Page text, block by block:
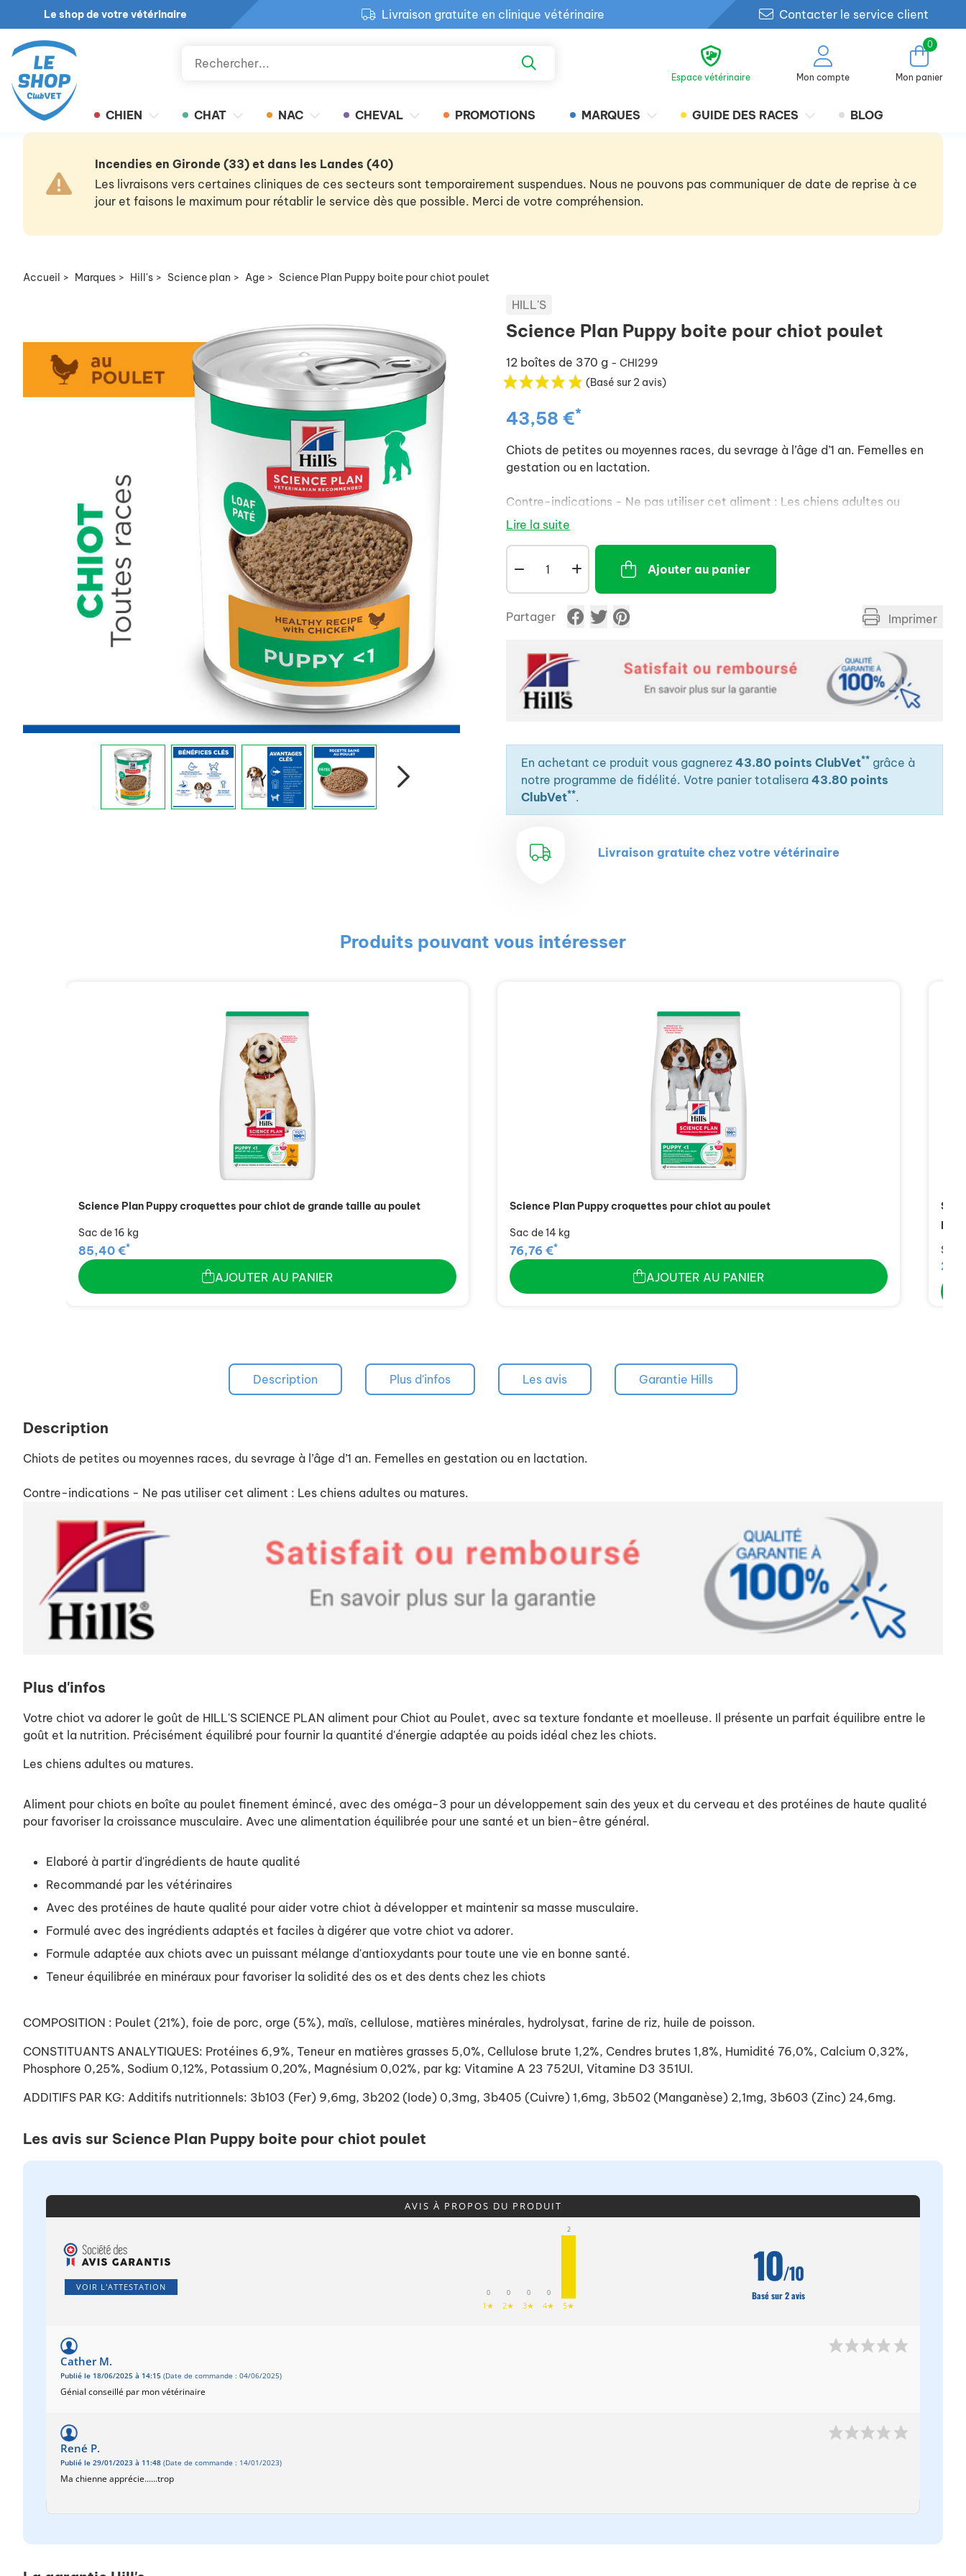
Le shop de votre vétérinaire
Livraison gratuite en clinique vétérinaire
Retour produit gratuit en clinique
Contacter le service client
Espace vétérinaire Mon compte
0
Mon panier
CHIEN CHAT NAC CHEVAL PROMOTIONS MARQUES GUIDE DES RACES BLOG
Incendies en Gironde (33) et dans les Landes (40)
Les livraisons vers certaines cliniques de ces secteurs sont temporairement suspendues. Nous ne pouvons pas communiquer de date de reprise à ce
jour et faisons le maximum pour rétablir le service dès que possible. Merci de votre compréhension.
Accueil > Marques > Hill's > Science plan > Age > Science Plan Puppy boite pour chiot poulet
HILL'S
Science Plan Puppy boite pour chiot poulet
12 boîtes de 370 g - CHI299
(Basé sur 2 avis)
43,58 €*
Chiots de petites ou moyennes races, du sevrage à l’âge d’1 an. Femelles en
gestation ou en lactation.
Contre-indications - Ne pas utiliser cet aliment : Les chiens adultes ou
matures.
Lire la suite
Ajouter au panier
Partager Imprimer
En achetant ce produit vous gagnerez 43.80 points ClubVet** grâce à
notre programme de fidélité. Votre panier totalisera 43.80 points
ClubVet**.
Livraison gratuite chez votre vétérinaire
Produits pouvant vous intéresser
Science Plan Puppy croquettes pour chiot de grande taille au poulet
Sac de 16 kg
85,40 €*
AJOUTER AU PANIER
Science Plan Puppy croquettes pour chiot au poulet
Sac de 14 kg
76,76 €*
AJOUTER AU PANIER
Sac
Description Plus d'infos Les avis Garantie Hills
Description
Chiots de petites ou moyennes races, du sevrage à l’âge d’1 an. Femelles en gestation ou en lactation.
Contre-indications - Ne pas utiliser cet aliment : Les chiens adultes ou matures.
Plus d'infos
Votre chiot va adorer le goût de HILL'S SCIENCE PLAN aliment pour Chiot au Poulet, avec sa texture fondante et moelleuse. Il présente un parfait équilibre entre le
goût et la nutrition. Précisément équilibré pour fournir la quantité d'énergie adaptée au poids idéal chez les chiots.
Les chiens adultes ou matures.
Aliment pour chiots en boîte au poulet finement émincé, avec des oméga-3 pour un développement sain des yeux et du cerveau et des protéines de haute qualité
pour favoriser la croissance musculaire. Avec une alimentation équilibrée pour une santé et un bien-être général.
Elaboré à partir d'ingrédients de haute qualité
Recommandé par les vétérinaires
Avec des protéines de haute qualité pour aider votre chiot à développer et maintenir sa masse musculaire.
Formulé avec des ingrédients adaptés et faciles à digérer que votre chiot va adorer.
Formule adaptée aux chiots avec un puissant mélange d'antioxydants pour toute une vie en bonne santé.
Teneur équilibrée en minéraux pour favoriser la solidité des os et des dents chez les chiots
COMPOSITION : Poulet (21%), foie de porc, orge (5%), maïs, cellulose, matières minérales, hydrolysat, farine de riz, huile de poisson.
CONSTITUANTS ANALYTIQUES: Protéines 6,9%, Teneur en matières grasses 5,0%, Cellulose brute 1,2%, Cendres brutes 1,8%, Humidité 76,0%, Calcium 0,32%,
Phosphore 0,25%, Sodium 0,12%, Potassium 0,20%, Magnésium 0,02%, par kg: Vitamine A 23 752UI, Vitamine D3 351UI.
ADDITIFS PAR KG: Additifs nutritionnels: 3b103 (Fer) 9,6mg, 3b202 (Iode) 0,3mg, 3b405 (Cuivre) 1,6mg, 3b502 (Manganèse) 2,1mg, 3b603 (Zinc) 24,6mg.
Les avis sur Science Plan Puppy boite pour chiot poulet
AVIS À PROPOS DU PRODUIT
VOIR L'ATTESTATION
0
1★
0
2★
0
3★
0
4★
2
5★
10/10
Basé sur 2 avis
Cather M.
Publié le 18/06/2025 à 14:15 (Date de commande : 04/06/2025)
Génial conseillé par mon vétérinaire
René P.
Publié le 29/01/2023 à 11:48 (Date de commande : 14/01/2023)
Ma chienne apprécie......trop